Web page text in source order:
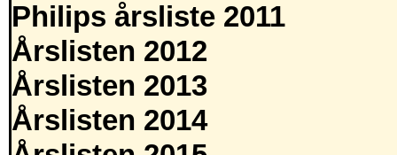
Philips årsliste 2011
Årslisten 2012
Årslisten 2013
Årslisten 2014